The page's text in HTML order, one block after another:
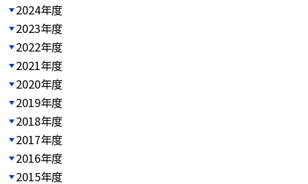
2024年度
2023年度
2022年度
2021年度
2020年度
2019年度
2018年度
2017年度
2016年度
2015年度